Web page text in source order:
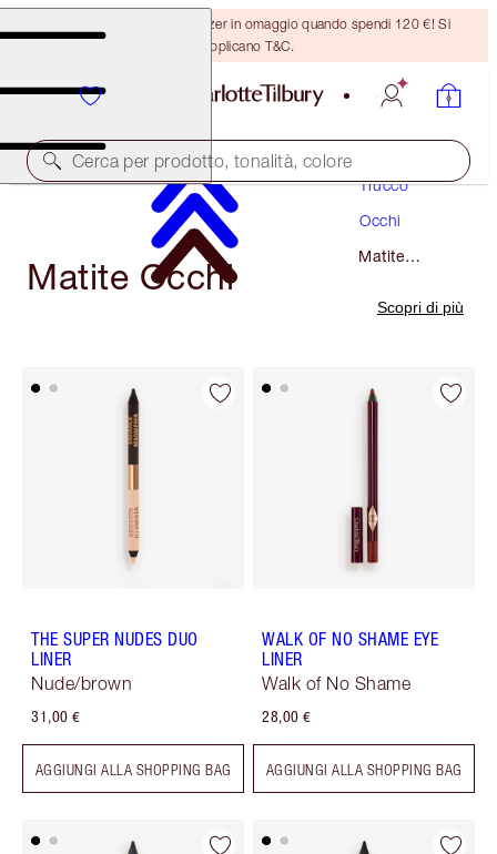
Ricevi un pennello per bronzer in omaggio quando spendi 120 €! Si
applicano T&C.
Cerca per prodotto, tonalità, colore
Trucco
Occhi
Matite
Matite Occhi
Scopri di più
THE SUPER NUDES DUO
LINER
Nude/brown
31,00 €
AGGIUNGI ALLA SHOPPING BAG
WALK OF NO SHAME EYE
LINER
Walk of No Shame
28,00 €
AGGIUNGI ALLA SHOPPING BAG